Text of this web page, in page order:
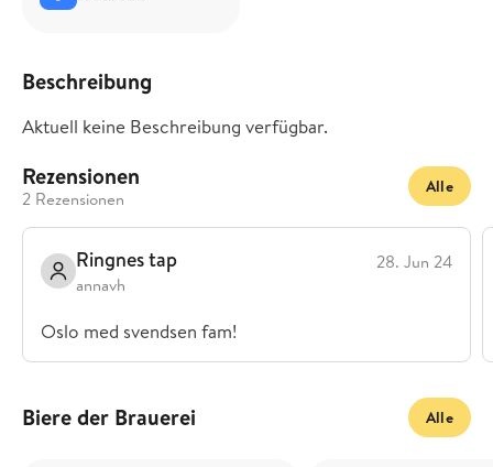
Beschreibung
Aktuell keine Beschreibung verfügbar.
Rezensionen
2 Rezensionen
Alle
Ringnes tap
annavh
28. Jun 24
Oslo med svendsen fam!
Biere der Brauerei Alle